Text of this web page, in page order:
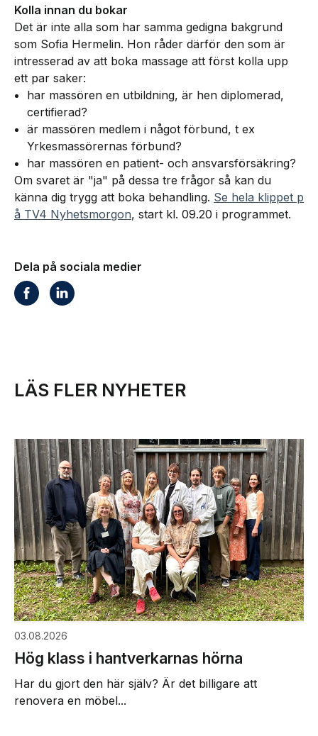
Kolla innan du bokar
Det är inte alla som har samma gedigna bakgrund
som Sofia Hermelin. Hon råder därför den som är
intresserad av att boka massage att först kolla upp
ett par saker:
har massören en utbildning, är hen diplomerad,
certifierad?
är massören medlem i något förbund, t ex
Yrkesmassörernas förbund?
har massören en patient- och ansvarsförsäkring?
Om svaret är "ja" på dessa tre frågor så kan du
känna dig trygg att boka behandling. Se hela klippet p
å TV4 Nyhetsmorgon, start kl. 09.20 i programmet.
Dela på sociala medier
LÄS FLER NYHETER
03.08.2026
Hög klass i hantverkarnas hörna
Har du gjort den här själv? Är det billigare att
renovera en möbel...